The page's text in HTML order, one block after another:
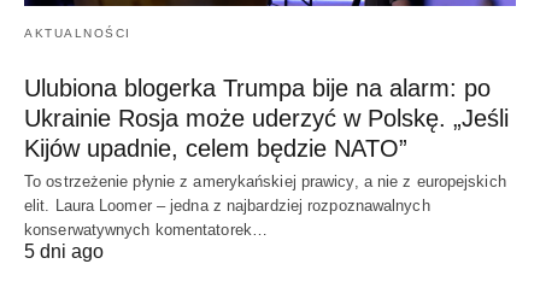
AKTUALNOŚCI
Ulubiona blogerka Trumpa bije na alarm: po
Ukrainie Rosja może uderzyć w Polskę. „Jeśli
Kijów upadnie, celem będzie NATO”
To ostrzeżenie płynie z amerykańskiej prawicy, a nie z europejskich
elit. Laura Loomer – jedna z najbardziej rozpoznawalnych
konserwatywnych komentatorek…
5 dni ago